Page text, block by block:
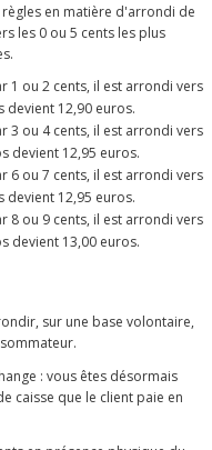
en matière d'arrondi de
les 0 ou 5 cents les plus
1 ou 2 cents, il est arrondi vers
devient 12,90 euros.
3 ou 4 cents, il est arrondi vers
devient 12,95 euros.
6 ou 7 cents, il est arrondi vers
devient 12,95 euros.
8 ou 9 cents, il est arrondi vers
devient 13,00 euros.
sur une base volontaire,
: vous êtes désormais
caisse que le client paie en